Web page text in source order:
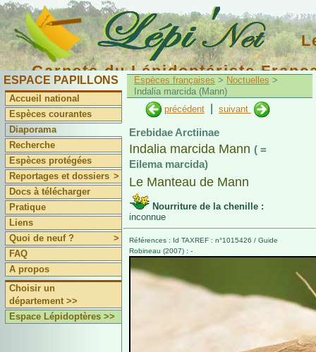
Carnets du Lépidoptériste
ESPACE PAPILLONS
Accueil national
Espèces courantes
Diaporama
Recherche
Espèces protégées
Reportages et dossiers >
Docs à télécharger
Pratique
Liens
Quoi de neuf ?
>
FAQ
A propos
Choisir un
département >>
Espace Lépidoptères >>
Espèces françaises > Noctuelles >
Indalia marcida (Mann)
précédent
suivant
Erebidae Arctiinae
Indalia marcida Mann ( =
Eilema marcida)
Le Manteau de Mann
Nourriture de la chenille :
inconnue
Références : Id TAXREF : n°1015426 / Guide
Robineau (2007) : -